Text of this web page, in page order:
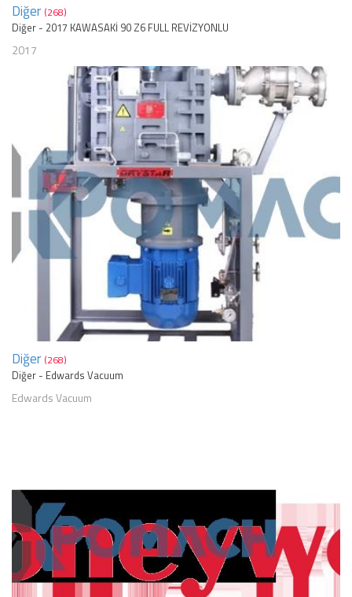
Diğer (268)
Diğer - 2017 KAWASAKİ 90 Z6 FULL REVİZYONLU
2017
Diğer (268)
Diğer - Edwards Vacuum
Edwards Vacuum